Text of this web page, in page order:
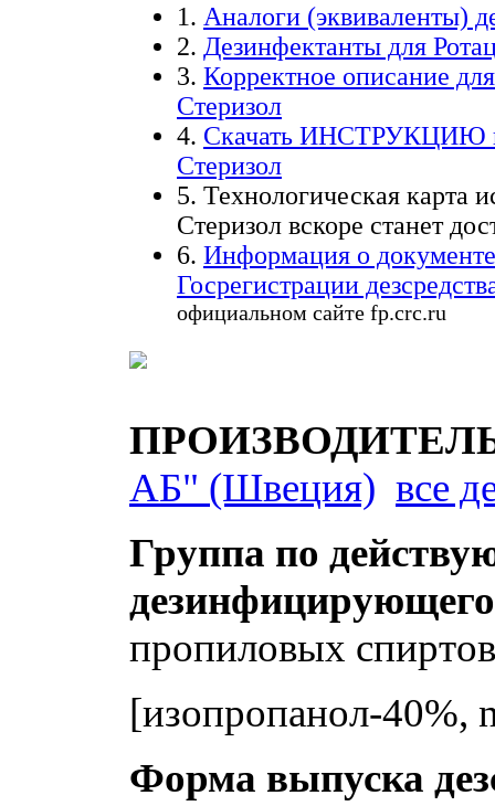
1. Аналоги (эквиваленты)
2. Дезинфектанты для
3. Корректное описание
Стеризол
4. Скачать ИНСТРУКЦИЮ
Стеризол
5. Технологическая карта
Стеризол вскоре станет
6. Информация о документе
Госрегистрации
официальном сайте fp.crc.ru
ПРОИЗВОДИТЕЛЬ
АБ" (Швеция) все
Группа по
пропиловых спиртов
[изопропанол-40%,
Форма выпуска